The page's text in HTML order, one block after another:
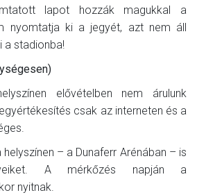
lapot hozzák magukkal a
nyomtatja ki a jegyét, azt nem áll
a stadionba!
elővételben nem árulunk
csak az interneten és a
– a Dunaferr Arénában – is
A mérkőzés napján a
nyitnak.